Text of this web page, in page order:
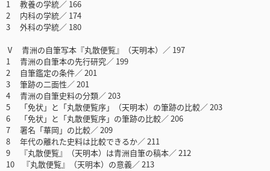
1 教養の学統／ 166
2 内科の学統／ 174
3 外科の学統／ 180
Ⅴ 青洲の自筆写本『丸散便覧』（天明本）／ 197
1 青洲の自筆本の先行研究／ 199
2 自筆鑑定の条件／ 201
3 筆跡の二面性／ 201
4 青洲の自筆史料の分類／ 203
5 「免状」と「丸散便覧序」（天明本）の筆跡の比較／ 203
6 「免状」と「丸散便覧序」の筆跡の比較／ 206
7 署名「華岡」の比較／ 209
8 年代の離れた史料は比較できるか／ 211
9 『丸散便覧』（天明本）は青洲自筆の稿本／ 212
10 『丸散便覧』（天明本）の意義／ 213